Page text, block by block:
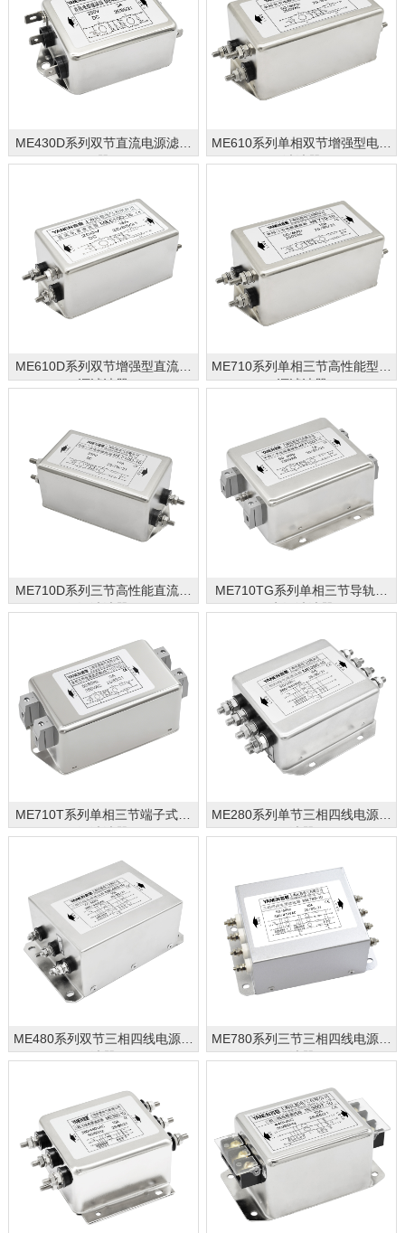
ME430D系列双节直流电源滤波
器
ME610系列单相双节增强型电源
滤波器
ME610D系列双节增强型直流电
源滤波器
ME710系列单相三节高性能型电
源滤波器
ME710D系列三节高性能直流电
源滤波器
ME710TG系列单相三节导轨式
电源滤波器
ME710T系列单相三节端子式电
源滤波器
ME280系列单节三相四线电源滤
波器
ME480系列双节三相四线电源滤
波器
ME780系列三节三相四线电源滤
波器